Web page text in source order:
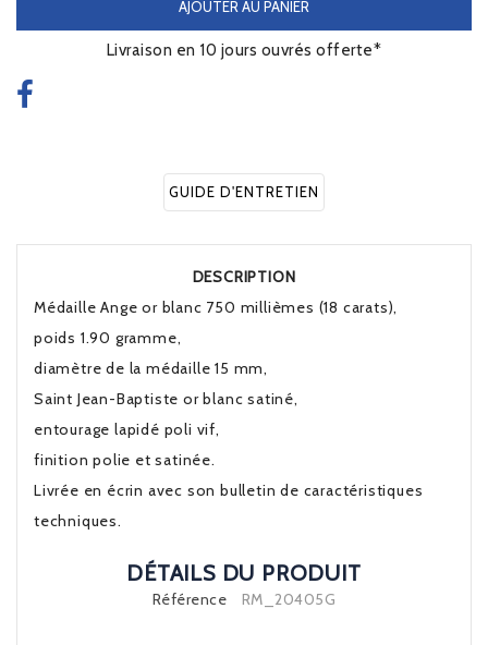
AJOUTER AU PANIER
Livraison en 10 jours ouvrés offerte*
GUIDE D'ENTRETIEN
DESCRIPTION
Médaille Ange or blanc 750 millièmes (18 carats),
poids 1.90 gramme,
diamètre de la médaille 15 mm,
Saint Jean-Baptiste or blanc satiné,
entourage lapidé poli vif,
finition polie et satinée.
Livrée en écrin avec son bulletin de caractéristiques
techniques.
DÉTAILS DU PRODUIT
Référence RM_20405G